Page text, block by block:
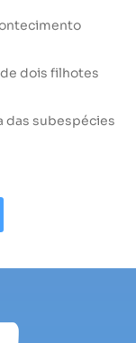
dois filhotes
das subespécies